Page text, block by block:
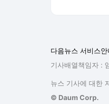
다음뉴스 서비스안
기사배열책임자 :
뉴스 기사에 대한
© Daum Corp.